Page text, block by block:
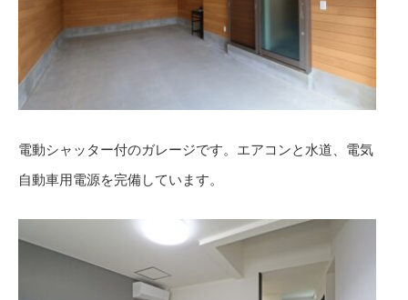
電動シャッター付のガレージです。エアコンと水道、電気
自動車用電源を完備しています。